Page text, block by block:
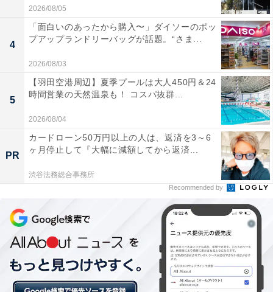
「中学生になるふたりの孫たちは3月上旬から学校が休
みになったので、昼ごはんや夜ごはんなど、私がつくっ
て食べさせるようになっていたんです。まだそのころは
嫁も仕事に行っていたのですが、4月からは自宅待機と
なりました。最初の数日は『久しぶりに長い休みがもら
えたと思ってのんびりします』なんて言ってたのです
が、1週間もしないうちに孫たちに対してイライラし始
めるようになったんです」
ピリピリイライラとする母親を恐れ、孫たちは早朝から
かず美さん世帯の家へ。コーンフレークや菓子パンな
ど、孫たちが好んで食べるものを用意して待っていたか
ず美さんでしたが、GWのある日、お嫁さんがものすご
い剣幕で怒鳴り込んできたといいます。
2026/08/05
4
「面白いのあったから購入〜」ダイソーのポッ
プアップランドリーバッグが話題。“さま...
2026/08/03
5
【羽田空港周辺】夏季プールは大人450円＆24
時間営業の天然温泉も！ コスパ抜群...
2026/08/04
PR
カードローン50万円以上の人は、返済を3～6
ヶ月停止して『大幅に減額してから返済...
渋谷法務総合事務所
Recommended by